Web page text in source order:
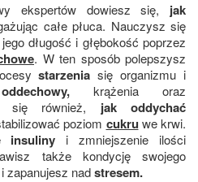
ekspertów dowiesz się, jak
całe płuca. Nauczysz się
jego długość i głębokość poprzez
. W ten sposób polepszysz
starzeniasię organizmu i
krążenia oraz
się również, jak oddychać
poziom cukru we krwi.
insuliny i zmniejszenie ilości
także kondycję swojego
i zapanujesz nadstresem.